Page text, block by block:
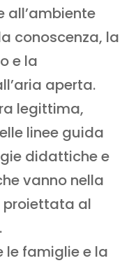
all’ambiente
conoscenza, la
e la
aperta.
legittima,
linee guida
didattiche e
vanno nella
proiettata al
le famiglie e la